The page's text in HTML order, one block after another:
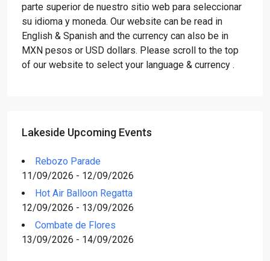
parte superior de nuestro sitio web para seleccionar
su idioma y moneda. Our website can be read in
English & Spanish and the currency can also be in
MXN pesos or USD dollars. Please scroll to the top
of our website to select your language & currency .
Lakeside Upcoming Events
Rebozo Parade
11/09/2026 - 12/09/2026
Hot Air Balloon Regatta
12/09/2026 - 13/09/2026
Combate de Flores
13/09/2026 - 14/09/2026